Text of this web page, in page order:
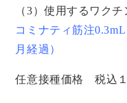
（3）使用するワクチ
コミナティ筋注
月経過）
任意接種価格 税込